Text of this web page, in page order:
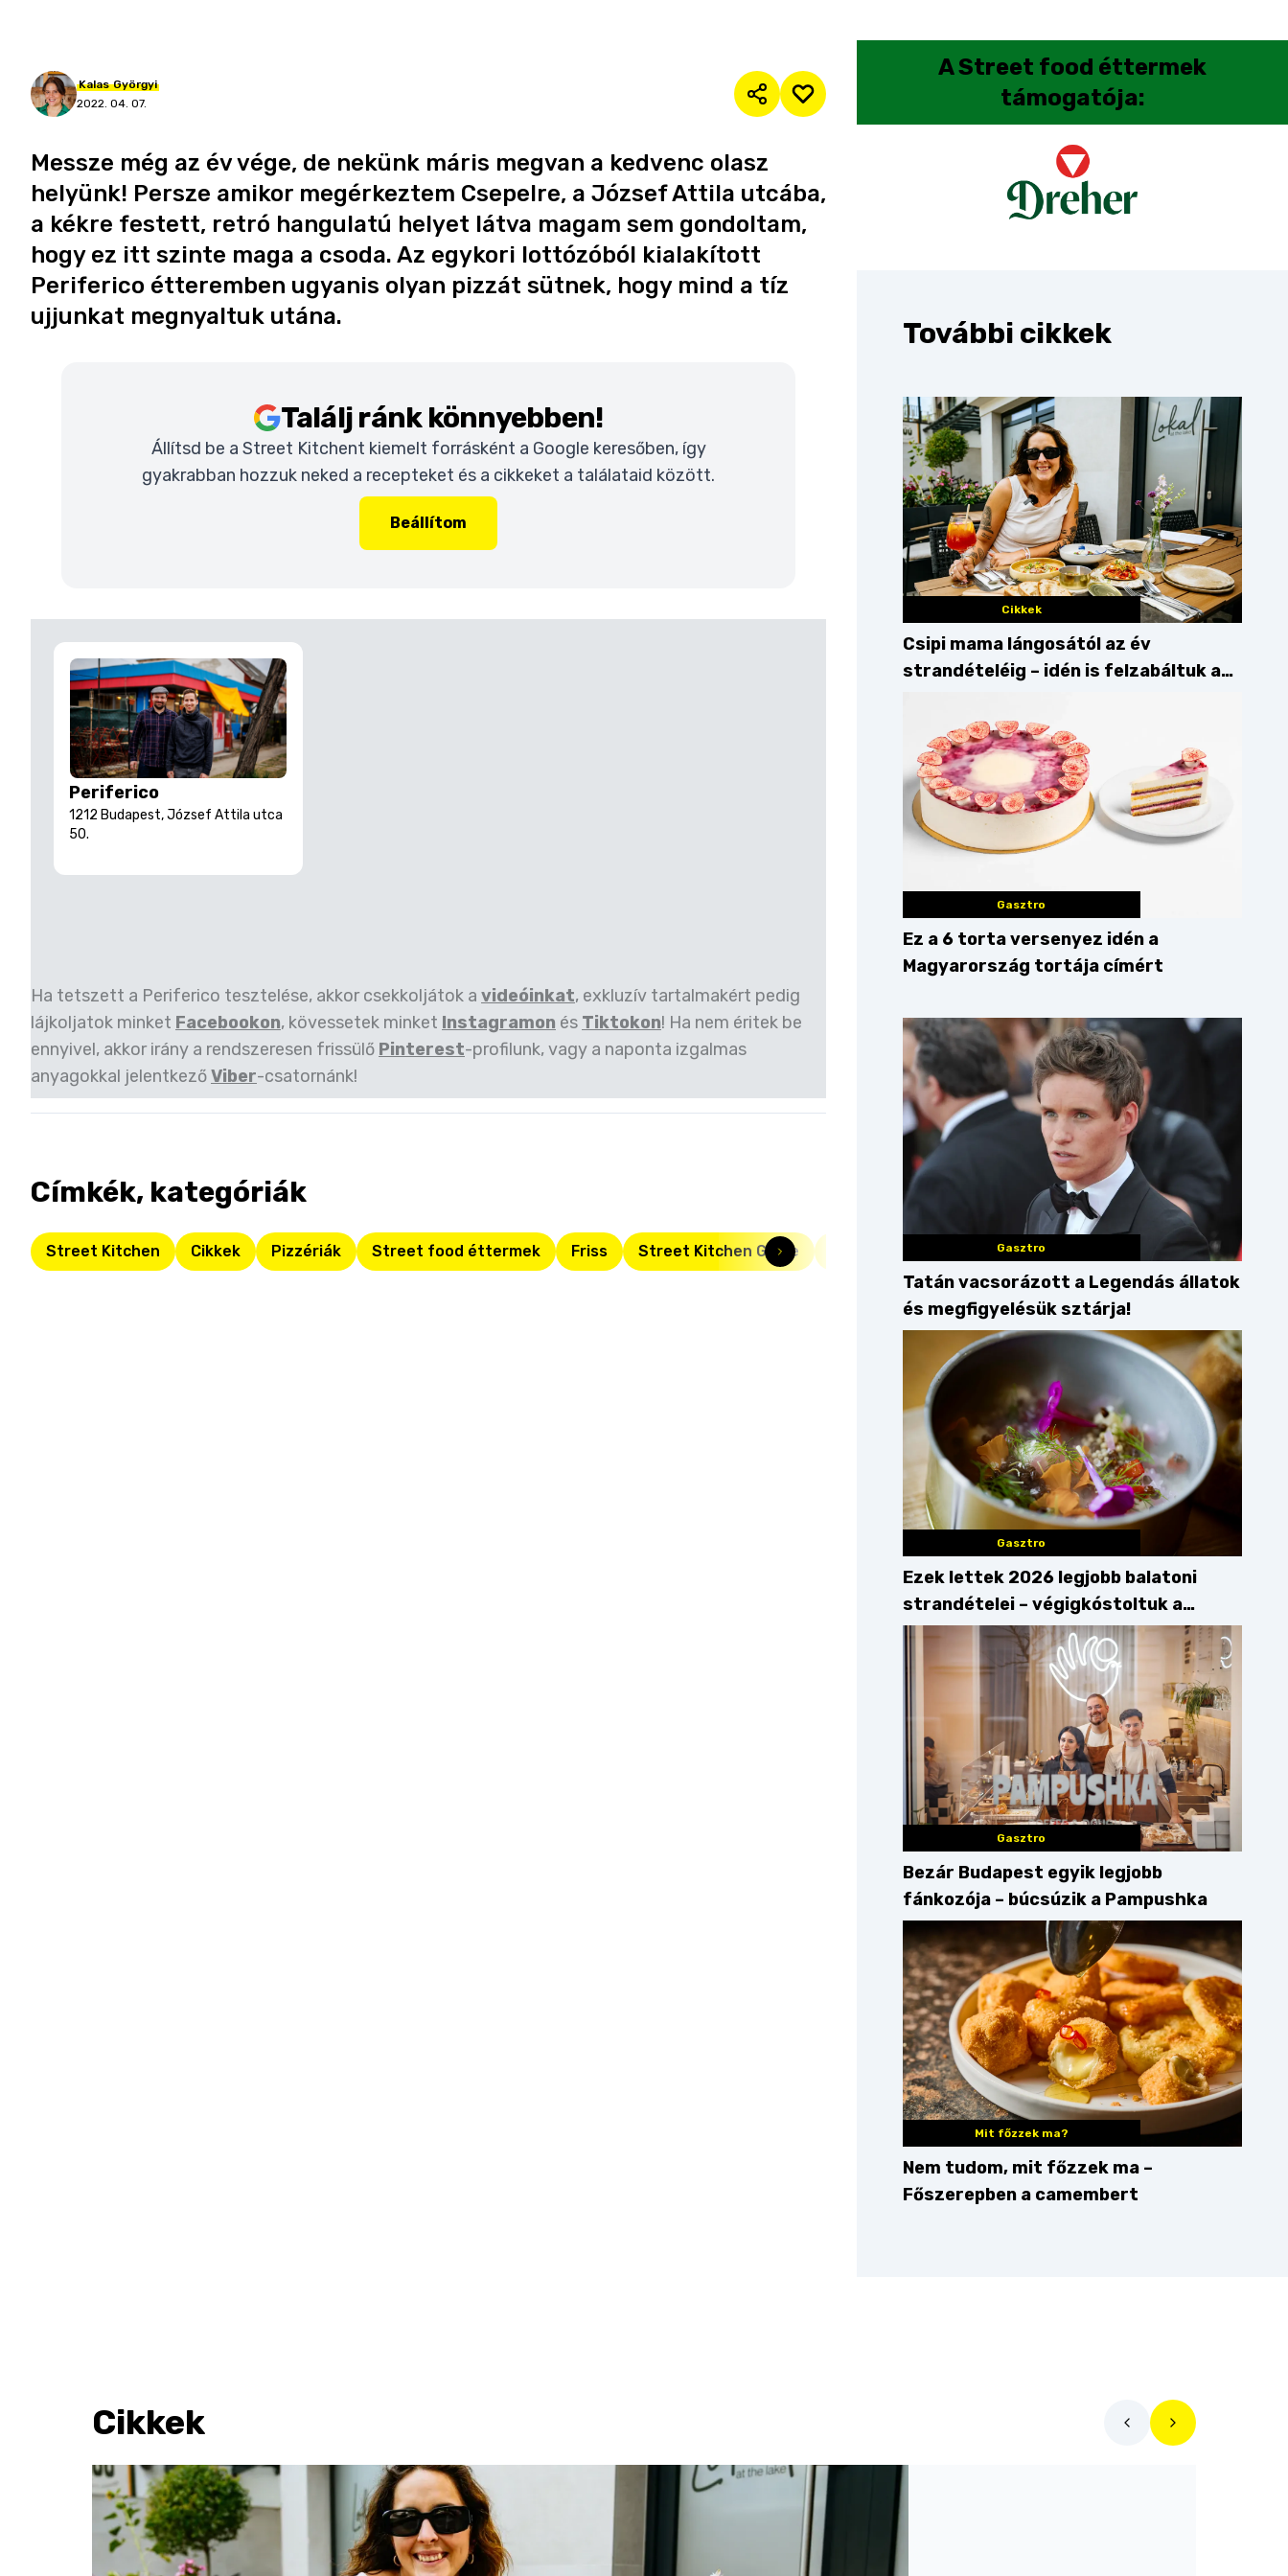
Kalas Györgyi
2022. 04. 07.
Messze még az év vége, de nekünk máris megvan a kedvenc olasz
helyünk! Persze amikor megérkeztem Csepelre, a József Attila utcába,
a kékre festett, retró hangulatú helyet látva magam sem gondoltam,
hogy ez itt szinte maga a csoda. Az egykori lottózóból kialakított
Periferico étteremben ugyanis olyan pizzát sütnek, hogy mind a tíz
ujjunkat megnyaltuk utána.
Találj ránk könnyebben!
Állítsd be a Street Kitchent kiemelt forrásként a Google keresőben, így
gyakrabban hozzuk neked a recepteket és a cikkeket a találataid között.
Beállítom
Periferico
1212 Budapest, József Attila utca
50.
Ha tetszett a Periferico tesztelése, akkor csekkoljátok a videóinkat, exkluzív tartalmakért pedig
lájkoljatok minket Facebookon, kövessetek minket Instagramon és Tiktokon! Ha nem éritek be
ennyivel, akkor irány a rendszeresen frissülő Pinterest-profilunk, vagy a naponta izgalmas
anyagokkal jelentkezőViber-csatornánk!
Címkék, kategóriák
Street Kitchen Cikkek Pizzériák Street food éttermek Friss Street Kitchen Guide nápolyi pizza
AStreet food éttermek
támogatója:
További cikkek
Cikkek
Csipi mama lángosától az év
strandételéig – idén is felzabáltuk a
Gasztro
Ez a 6 torta versenyez idén a
Magyarország tortája címért
Gasztro
Tatán vacsorázott a Legendás állatok
és megfigyelésük sztárja!
Gasztro
Ezek lettek 2026 legjobb balatoni
strandételei – végigkóstoltuk a
győzteseket
Gasztro
Bezár Budapest egyik legjobb
fánkozója – búcsúzik a Pampushka
Mit főzzek ma?
Nem tudom, mit főzzek ma –
Főszerepben a camembert
Cikkek